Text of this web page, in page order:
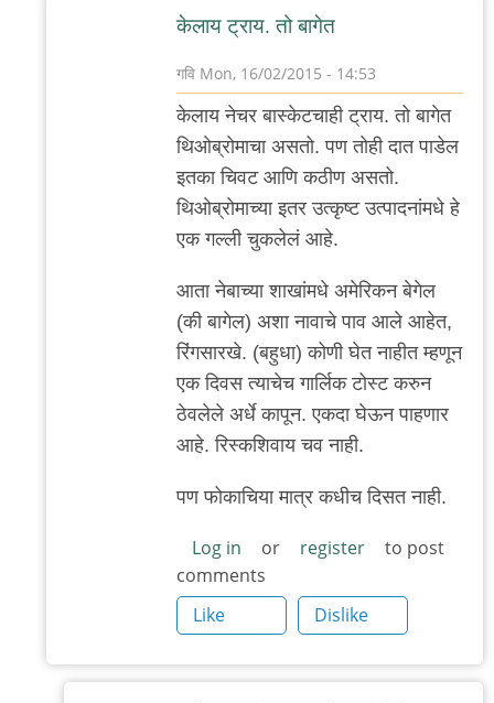
केलाय ट्राय. तो बागेत
गवि Mon, 16/02/2015 - 14:53
In
reply
बागेत
सुनील
केलाय नेचर बास्केटचाही ट्राय. तो बागेत
थिओब्रोमाचा असतो. पण तोही दात पाडेल
इतका चिवट आणि कठीण असतो.
थिओब्रोमाच्या इतर उत्कृष्ट उत्पादनांमधे हे
एक गल्ली चुकलेलं आहे.
आता नेबाच्या शाखांमधे अमेरिकन बेगेल
(की बागेल) अशा नावाचे पाव आले आहेत,
रिंगसारखे. (बहुधा) कोणी घेत नाहीत म्हणून
एक दिवस त्याचेच गार्लिक टोस्ट करुन
ठेवलेले अर्धे कापून. एकदा घेऊन पाहणार
आहे. रिस्कशिवाय चव नाही.
पण फोकाचिया मात्र कधीच दिसत नाही.
Log in or register
to post
comments
Like
Dislike